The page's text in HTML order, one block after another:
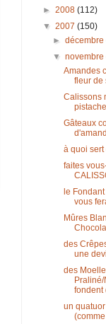
► 2008 (112)
▼ 2007 (150)
►décembre
▼novembre
Amandes
fleur de
Calissons
pistache
Gâteaux
à quoi sert
faites
le
vous
Mûres
des
une
des
fondent
un